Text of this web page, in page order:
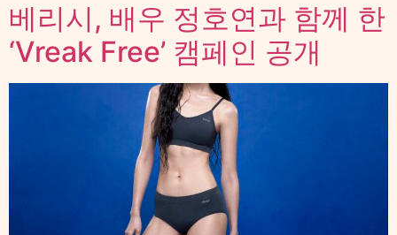
베리시, 배우 정호연과 함께 한
‘Vreak Free’ 캠페인 공개